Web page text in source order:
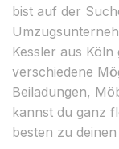
bist auf der
Kessler aus
verschiedene
Beiladungen,
kannst du ganz
besten zu